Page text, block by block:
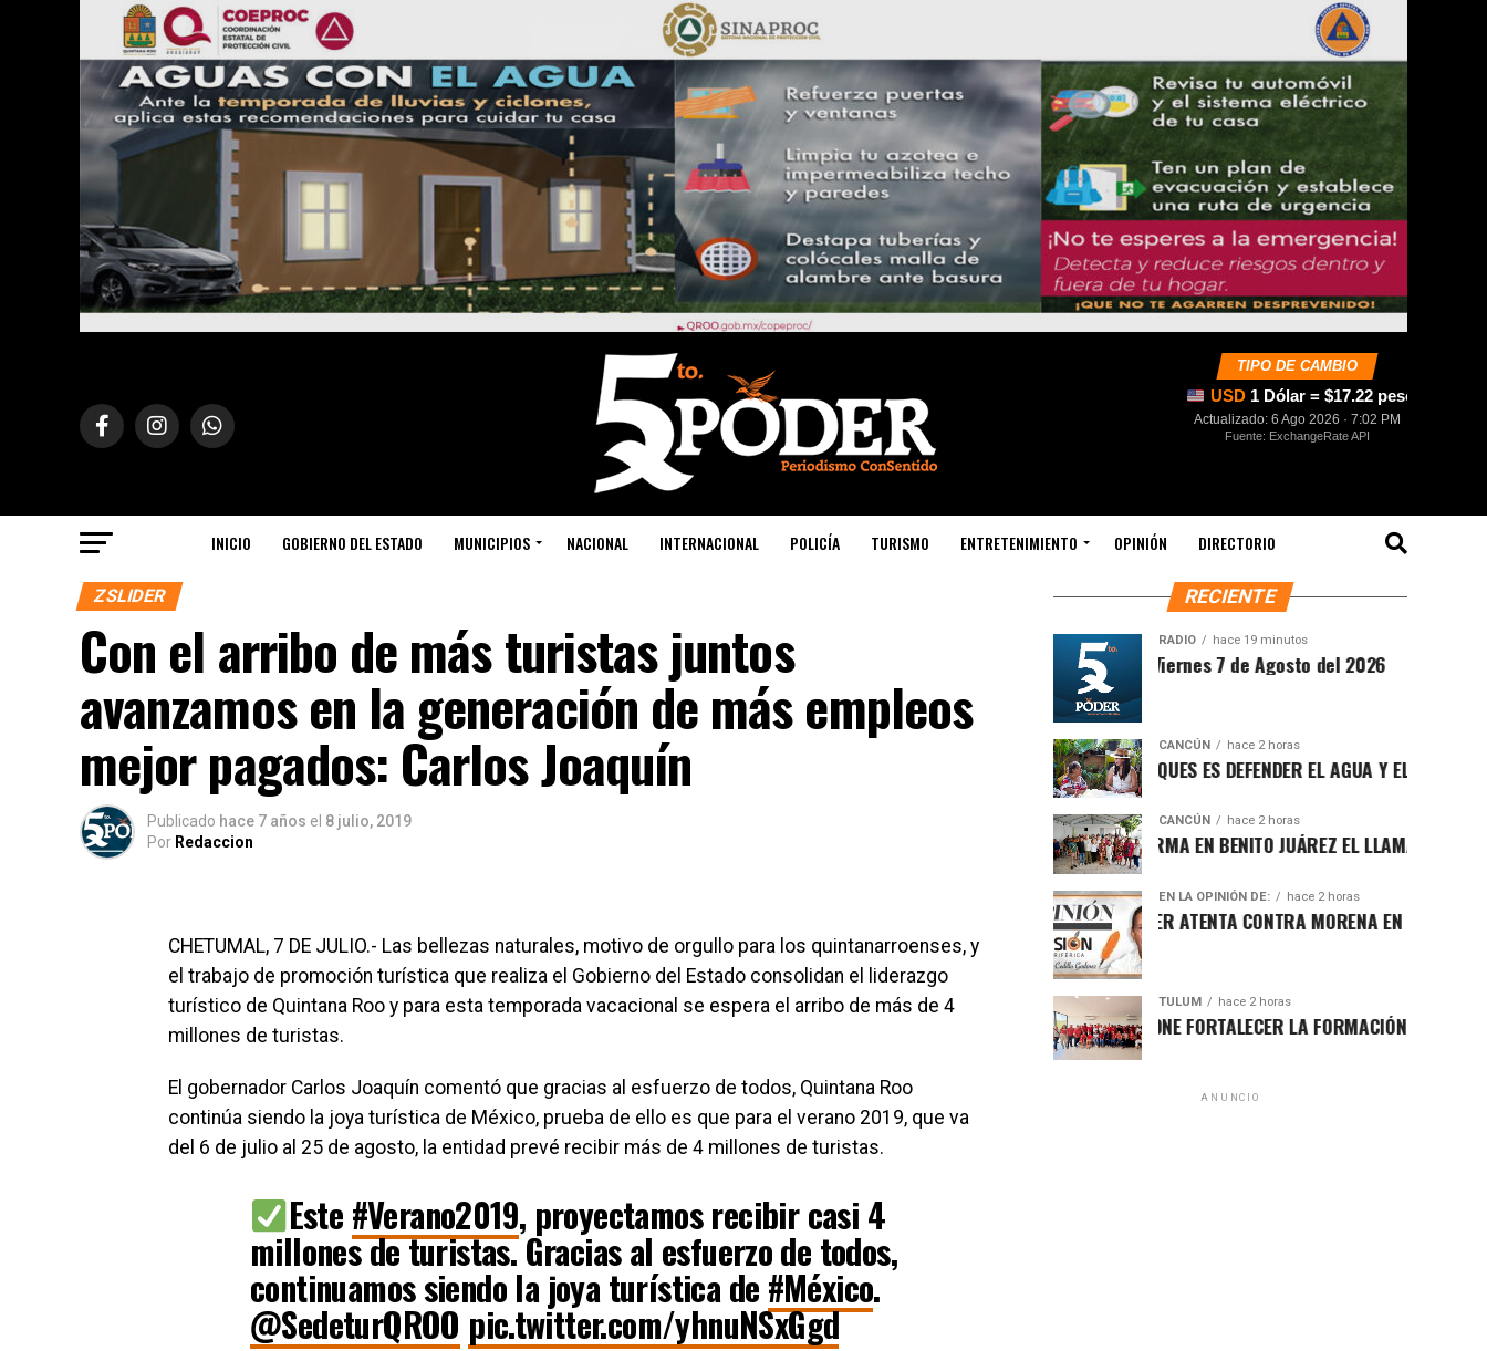
TIPO DE CAMBIO
USD 1 Dólar = $17.22 pesos
Actualizado: 6 Ago 2026 · 7:02 PM
Fuente: ExchangeRate API
INICIO GOBIERNO DEL ESTADO MUNICIPIOS NACIONAL INTERNACIONAL POLICÍA TURISMO ENTRETENIMIENTO OPINIÓN DIRECTORIO
ZSLIDER
Con el arribo de más turistas juntos
avanzamos en la generación de más empleos
mejor pagados: Carlos Joaquín
Publicado hace 7 años el 8 julio, 2019
Por Redaccion
CHETUMAL, 7 DE JULIO.- Las bellezas naturales, motivo de orgullo para los quintanarroenses, y
el trabajo de promoción turística que realiza el Gobierno del Estado consolidan el liderazgo
turístico de Quintana Roo y para esta temporada vacacional se espera el arribo de más de 4
millones de turistas.
El gobernador Carlos Joaquín comentó que gracias al esfuerzo de todos, Quintana Roo
continúa siendo la joya turística de México, prueba de ello es que para el verano 2019, que va
del 6 de julio al 25 de agosto, la entidad prevé recibir más de 4 millones de turistas.
Este #Verano2019, proyectamos recibir casi 4
millones de turistas. Gracias al esfuerzo de todos,
continuamos siendo la joya turística de #México.
@SedeturQROO pic.twitter.com/yhnuNSxGgd
RECIENTE
RADIO hace 19 minutos
Sintesis Matutina Viernes 7 de Agosto del 2026
CANCÚN hace 2 horas
PROTEGER LOS BOSQUES ES DEFENDER EL AGUA Y EL FUTURO
CANCÚN hace 2 horas
RAFA MARÍN REAFIRMA EN BENITO JUÁREZ EL LLAMADO A
EN LA OPINIÓN DE: hace 2 horas
LUCHA POR EL PODER ATENTA CONTRA MORENA EN Q.ROO
TULUM hace 2 horas
HUGO ALDAY PROPONE FORTALECER LA FORMACIÓN POLÍTICA
ANUNCIO